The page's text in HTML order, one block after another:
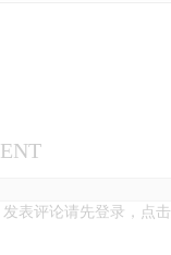
发表评论请先登录，点